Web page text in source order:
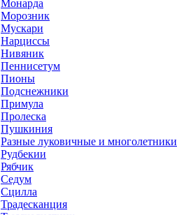
Монарда
Морозник
Мускари
Нарциссы
Нивяник
Пеннисетум
Пионы
Подснежники
Примула
Пролеска
Пушкиния
Разные луковичные и многолетники
Рудбекии
Рябчик
Седум
Сцилла
Традесканция